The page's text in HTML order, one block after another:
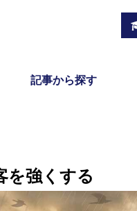
記事から探す
を強くする